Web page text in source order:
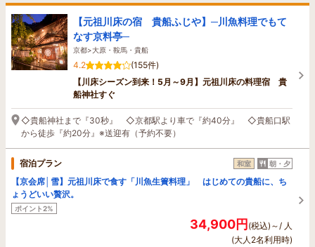
【元祖川床の宿 貴船ふじや】─川魚料理でもて
なす京料亭─
京都>大原・鞍馬・貴船
4.2
(155件)
【川床シーズン到来！5月～9月】元祖川床の料理宿 貴
船神社すぐ
◇貴船神社まで『30秒』 ◇京都駅より車で『約40分』 ◇貴船口駅
から徒歩『約20分』※送迎有（予約不要）
宿泊プラン 和室 朝・夕
【京会席│雪】元祖川床で食す「川魚生簀料理」 はじめての貴船に、ち
ょうどいい贅沢。
ポイント2%
34,900円(税込)～/ 人
(大人2名利用時)